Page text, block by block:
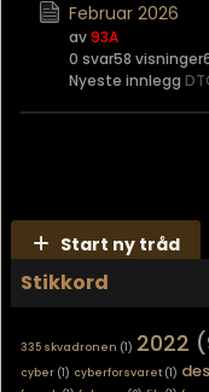
Februar 2026
av93A
0 svar58 visninger
Nyeste innlegg
Start ny tråd
Stikkord
335 skvadronen (1) 2022
cyber (1) cyberforsvaret (1)